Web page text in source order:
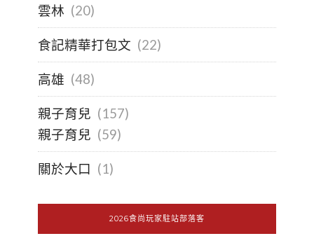
雲林 (20)
食記精華打包文 (22)
高雄 (48)
親子育兒 (157)
親子育兒 (59)
關於大口 (1)
2026食尚玩家駐站部落客